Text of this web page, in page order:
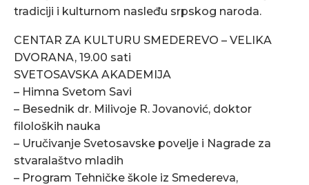
tradiciji i kulturnom nasleđu srpskog naroda.
CENTAR ZA KULTURU SMEDEREVO – VELIKA
DVORANA, 19.00 sati
SVETOSAVSKA AKADEMIJA
– Himna Svetom Savi
– Besednik dr. Milivoje R. Jovanović, doktor
filoloških nauka
– Uručivanje Svetosavske povelje i Nagrade za
stvaralaštvo mladih
– Program Tehničke škole iz Smedereva,